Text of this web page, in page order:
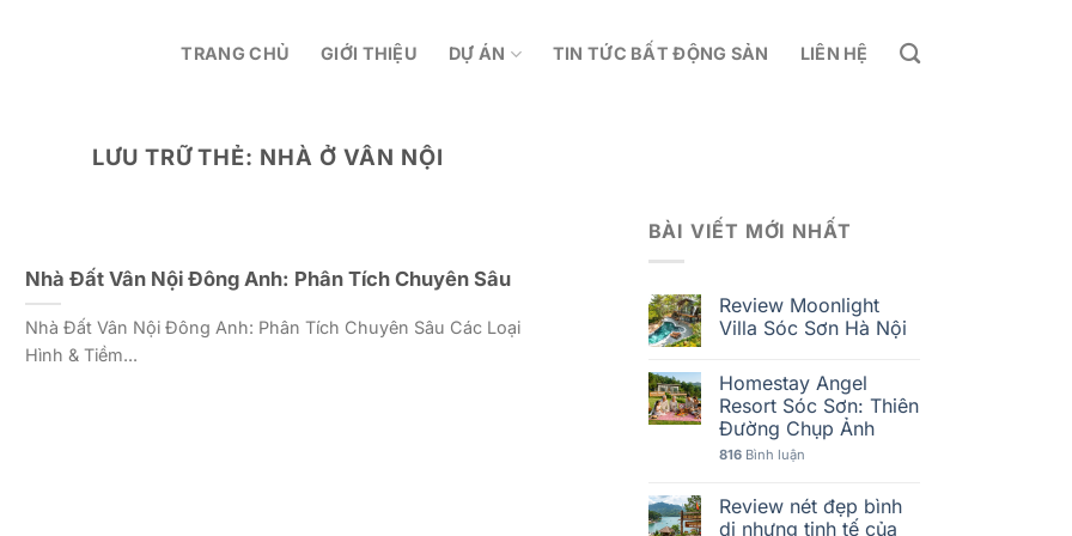
TRANG CHỦ GIỚI THIỆU DỰ ÁN TIN TỨC BẤT ĐỘNG SẢN LIÊN HỆ
LƯU TRỮ THẺ: NHÀ Ở VÂN NỘI
Nhà Đất Vân Nội Đông Anh: Phân Tích Chuyên Sâu
Nhà Đất Vân Nội Đông Anh: Phân Tích Chuyên Sâu Các Loại
Hình & Tiềm...
BÀI VIẾT MỚI NHẤT
Review Moonlight
Villa Sóc Sơn Hà Nội
Homestay Angel
Resort Sóc Sơn: Thiên
Đường Chụp Ảnh
816Bình luận
Review nét đẹp bình
dị nhưng tinh tế của